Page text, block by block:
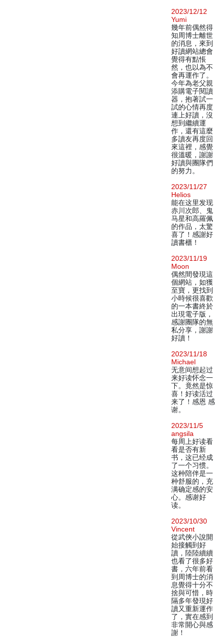
2023/12/12
Yumi
幾年前偶然得
知周博士離世
的消息，來到
好讀網站總會
覺得有點悵
然，也以為不
會再運作了。
今年為老父親
添購電子閱讀
器，抱著試一
試的心情再度
連上好讀，沒
想到繼續運
作，還有這麼
多讀友再度回
來這裡，感覺
很溫暖，謝謝
好讀與團隊們
的努力。
2023/11/27
Helios
能在这里发现
赤川次郎、鬼
马星和高羅佩
的作品，太驚
喜了！感謝好
讀書櫃！
2023/11/19
Moon
偶然間發現這
個網站，如獲
至寶，更找到
小時候很喜歡
的一本書終於
出現電子版，
感謝團隊的無
私分享，謝謝
好讀！
2023/11/18
Michael
无意间想起过
来好读怀念一
下。竟然是惊
喜！好读活过
来了！感恩 感
谢。
2023/11/5
angsila
每周上好读看
看是否有新
书，这已经成
了一个习惯。
这种陪伴是一
种舒服的，充
满确定感的安
心。感谢好
读。
2023/10/30
Vincent
從武俠小說開
始接觸到好
讀，陸陸續續
也看了很多好
書，六年前看
到周博士的消
息覺得十分不
捨與可惜，時
隔多年發現好
讀又重新運作
了，實在感到
非常開心與感
謝！